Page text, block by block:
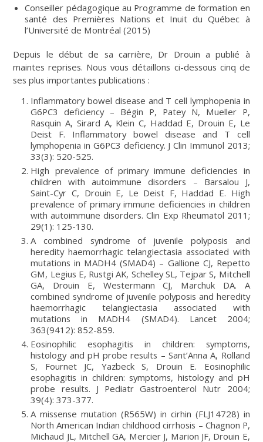
Conseiller pédagogique au Programme de formation en
santé des Premières Nations et Inuit du Québec à
l’Université de Montréal (2015)
Depuis le début de sa carrière, Dr Drouin a publié à
maintes reprises. Nous vous détaillons ci-dessous cinq de
ses plus importantes publications :
Inflammatory bowel disease and T cell lymphopenia in
G6PC3 deficiency – Bégin P, Patey N, Mueller P,
Rasquin A, Sirard A, Klein C, Haddad E, Drouin E, Le
Deist F. Inflammatory bowel disease and T cell
lymphopenia in G6PC3 deficiency. J Clin Immunol 2013;
33(3): 520-525.
High prevalence of primary immune deficiencies in
children with autoimmune disorders – Barsalou J,
Saint-Cyr C, Drouin E, Le Deist F, Haddad E. High
prevalence of primary immune deficiencies in children
with autoimmune disorders. Clin Exp Rheumatol 2011;
29(1): 125-130.
A combined syndrome of juvenile polyposis and
heredity haemorrhagic telangiectasia associated with
mutations in MADH4 (SMAD4) – Gallione CJ, Repetto
GM, Legius E, Rustgi AK, Schelley SL, Tejpar S, Mitchell
GA, Drouin E, Westermann CJ, Marchuk DA. A
combined syndrome of juvenile polyposis and heredity
haemorrhagic telangiectasia associated with
mutations in MADH4 (SMAD4). Lancet 2004;
363(9412): 852-859.
Eosinophilic esophagitis in children: symptoms,
histology and pH probe results – Sant’Anna A, Rolland
S, Fournet JC, Yazbeck S, Drouin E. Eosinophilic
esophagitis in children: symptoms, histology and pH
probe results. J Pediatr Gastroenterol Nutr 2004;
39(4): 373-377.
A missense mutation (R565W) in cirhin (FLJ14728) in
North American Indian childhood cirrhosis – Chagnon P,
Michaud JL, Mitchell GA, Mercier J, Marion JF, Drouin E,